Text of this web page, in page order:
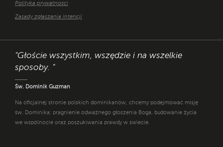
Polityka prywatności
Zasady zgłaszania intencji
"Głoście wszystkim, wszędzie i na wszelkie
sposoby. "
Św. Dominik Guzman
Na oficjalnej stronie polskich dominikanów, chcemy podejmować misję
św. Dominika: pragnienie odważnego głoszenia Boga, budowanie życia
we wspólnocie oraz poszukiwania prawdy w świecie.